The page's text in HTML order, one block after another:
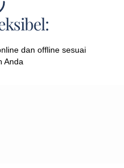
dan offline sesuai
Anda